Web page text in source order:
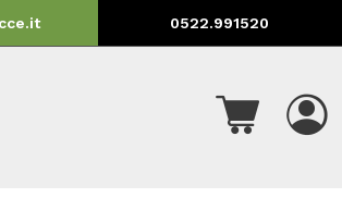
0522.991520